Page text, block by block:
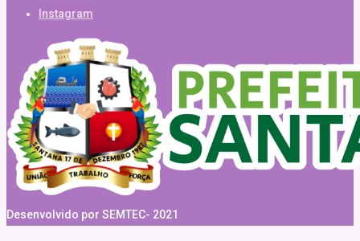
Instagram
Desenvolvido por SEMTEC- 2021